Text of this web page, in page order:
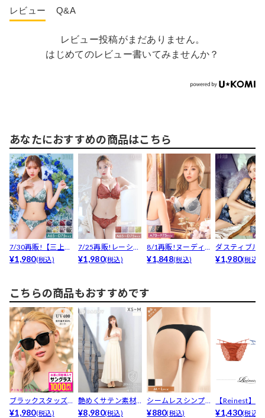
レビュー Q&A
レビュー投稿がまだありません。
はじめてのレビュー書いてみませんか？
あなたにおすすめの商品はこちら
7/30再販!【三上悠
亜着用】ゴージャ...
¥1,980(税込)
7/25再販!レーシィ
スカラップブラジ...
¥1,980(税込)
8/1再販!ヌーディ
ーレースブラジャ
¥1,848(税込)
ダスティブル
エンブロイダ
¥1,980(税込)
こちらの商品もおすすめです
ブラックスタッズ
サングラス
¥1,980(税込)
艶めくサテン素材
で高級感抜群♪上
¥8,980(税込)
シームレスシンプ
ルTバックショーツ
¥880(税込)
【Reinest】
ライトクロス
¥1,430(税込)